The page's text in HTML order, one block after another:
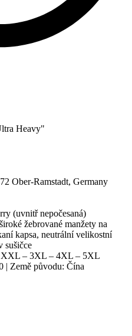
Heavy"
Ober-Ramstadt, Germany
(uvnitř nepočesaná)
žebrované manžety na
kapsa, neutrální velikostní
sušičce
XXL – 3XL – 4XL – 5XL
| Země původu: Čína